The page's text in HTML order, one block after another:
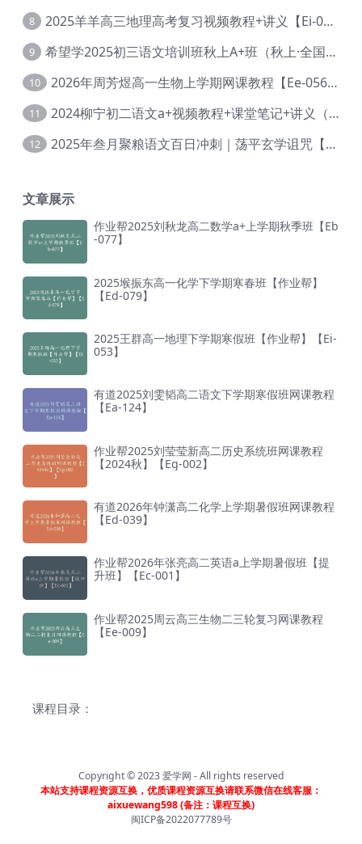
8 2025羊羊高三地理高考复习视频教程+讲义【Ei-051】
9 希望学2025初三语文培训班秋上A+班（秋上·全国版·A+）【Da-031】
10 2026年周芳煜高一生物上学期网课教程【Ee-056】
11 2024柳宁初二语文a+视频教程+课堂笔记+讲义（暑假班+秋季班）【Da-003】
12 2025年叁月聚粮语文百日冲刺｜荡平玄学诅咒【Ea-001】
文章展示
作业帮2025刘秋龙高二数学a+上学期秋季班【Eb
-077】
2025堠振东高一化学下学期寒春班【作业帮】
【Ed-079】
2025王群高一地理下学期寒假班【作业帮】【Ei-
053】
有道2025刘雯韬高二语文下学期寒假班网课教程
【Ea-124】
作业帮2025刘莹莹新高二历史系统班网课教程
【2024秋】【Eg-002】
有道2026年钟潇高二化学上学期暑假班网课教程
【Ed-039】
作业帮2026年张亮高二英语a上学期暑假班【提
升班】【Ec-001】
作业帮2025周云高三生物二三轮复习网课教程
【Ee-009】
课程目录：
Copyright © 2023爱学网 - All rights reserved
本站支持课程资源互换，优质课程资源互换请联系微信在线客服：
aixuewang598 (备注：课程互换)
闽ICP备2022077789号